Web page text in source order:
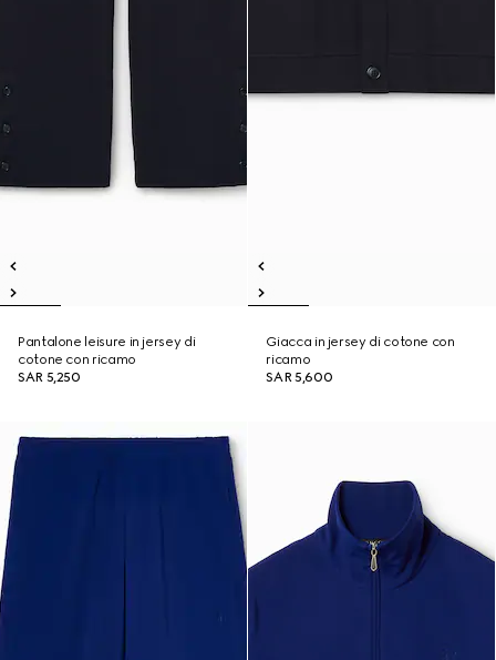
Pantalone leisure in jersey di
cotone con ricamo
SAR 5,250
Giacca in jersey di cotone con
ricamo
SAR 5,600